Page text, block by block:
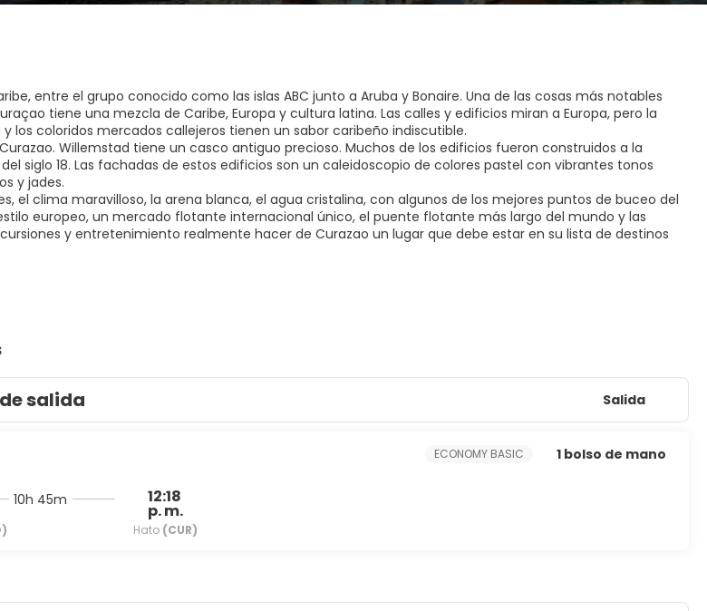
entre el grupo conocido como las islas ABC junto a Aruba y Bonaire. Una de las cosas más notables
tiene una mezcla de Caribe, Europa y cultura latina. Las calles y edificios miran a Europa, pero la
los coloridos mercados callejeros tienen un sabor caribeño indiscutible.
Willemstad tiene un casco antiguo precioso. Muchos de los edificios fueron construidos a la
siglo 18. Las fachadas de estos edificios son un caleidoscopio de colores pastel con vibrantes tonos
y jades.
el clima maravilloso, la arena blanca, el agua cristalina, con algunos de los mejores puntos de buceo del
europeo, un mercado flotante internacional único, el puente flotante más largo del mundo y las
y entretenimiento realmente hacer de Curazao un lugar que debe estar en su lista de destinos
salida Salida
10h 45m 12:18
p. m.
Hato (CUR)
ECONOMY BASIC 1 bolso de mano